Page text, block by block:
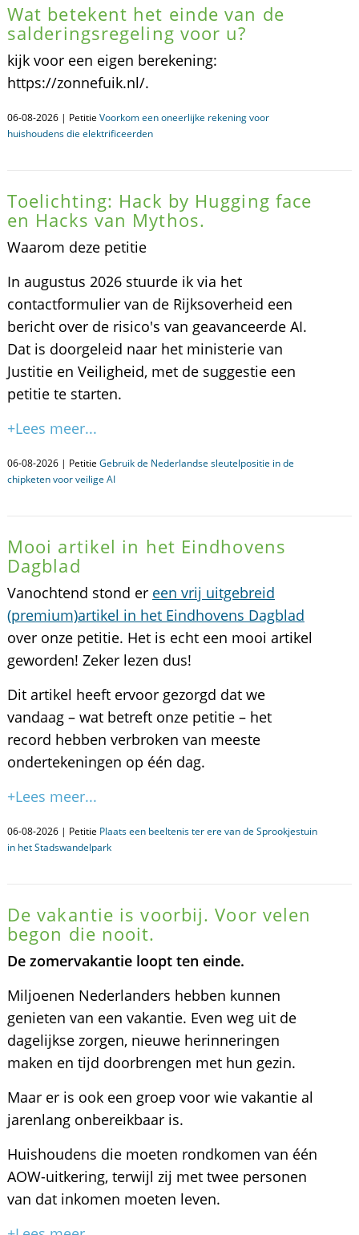
Wat betekent het einde van de
salderingsregeling voor u?
kijk voor een eigen berekening:
https://zonnefuik.nl/.
06-08-2026 | Petitie Voorkom een oneerlijke rekening voor
huishoudens die elektrificeerden
Toelichting: Hack by Hugging face
en Hacks van Mythos.
Waarom deze petitie
In augustus 2026 stuurde ik via het
contactformulier van de Rijksoverheid een
bericht over de risico's van geavanceerde AI.
Dat is doorgeleid naar het ministerie van
Justitie en Veiligheid, met de suggestie een
petitie te starten.
+Lees meer...
06-08-2026 | Petitie Gebruik de Nederlandse sleutelpositie in de
chipketen voor veilige AI
Mooi artikel in het Eindhovens
Dagblad
Vanochtend stond er een vrij uitgebreid
(premium)artikel in het Eindhovens Dagblad
over onze petitie. Het is echt een mooi artikel
geworden! Zeker lezen dus!
Dit artikel heeft ervoor gezorgd dat we
vandaag – wat betreft onze petitie – het
record hebben verbroken van meeste
ondertekeningen op één dag.
+Lees meer...
06-08-2026 | Petitie Plaats een beeltenis ter ere van de Sprookjestuin
in het Stadswandelpark
De vakantie is voorbij. Voor velen
begon die nooit.
De zomervakantie loopt ten einde.
Miljoenen Nederlanders hebben kunnen
genieten van een vakantie. Even weg uit de
dagelijkse zorgen, nieuwe herinneringen
maken en tijd doorbrengen met hun gezin.
Maar er is ook een groep voor wie vakantie al
jarenlang onbereikbaar is.
Huishoudens die moeten rondkomen van één
AOW-uitkering, terwijl zij met twee personen
van dat inkomen moeten leven.